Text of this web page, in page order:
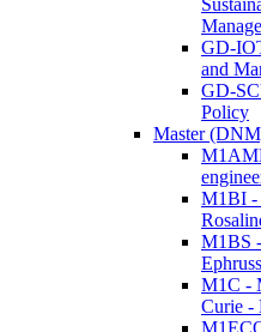
GD-
and
GD-
Policy
Master
M1BI -
M1BS
M1C -
Curie -